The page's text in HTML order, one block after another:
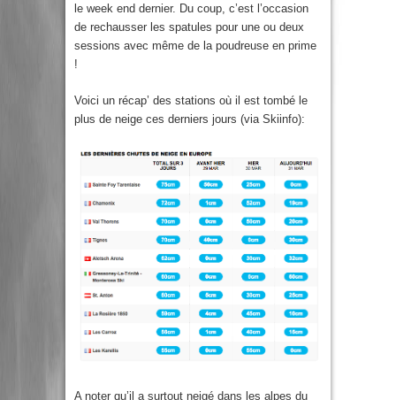
le week end dernier. Du coup, c’est l’occasion
de rechausser les spatules pour une ou deux
sessions avec même de la poudreuse en prime
!
Voici un récap’ des stations où il est tombé le
plus de neige ces derniers jours (via Skiinfo):
A noter qu’il a surtout neigé dans les alpes du